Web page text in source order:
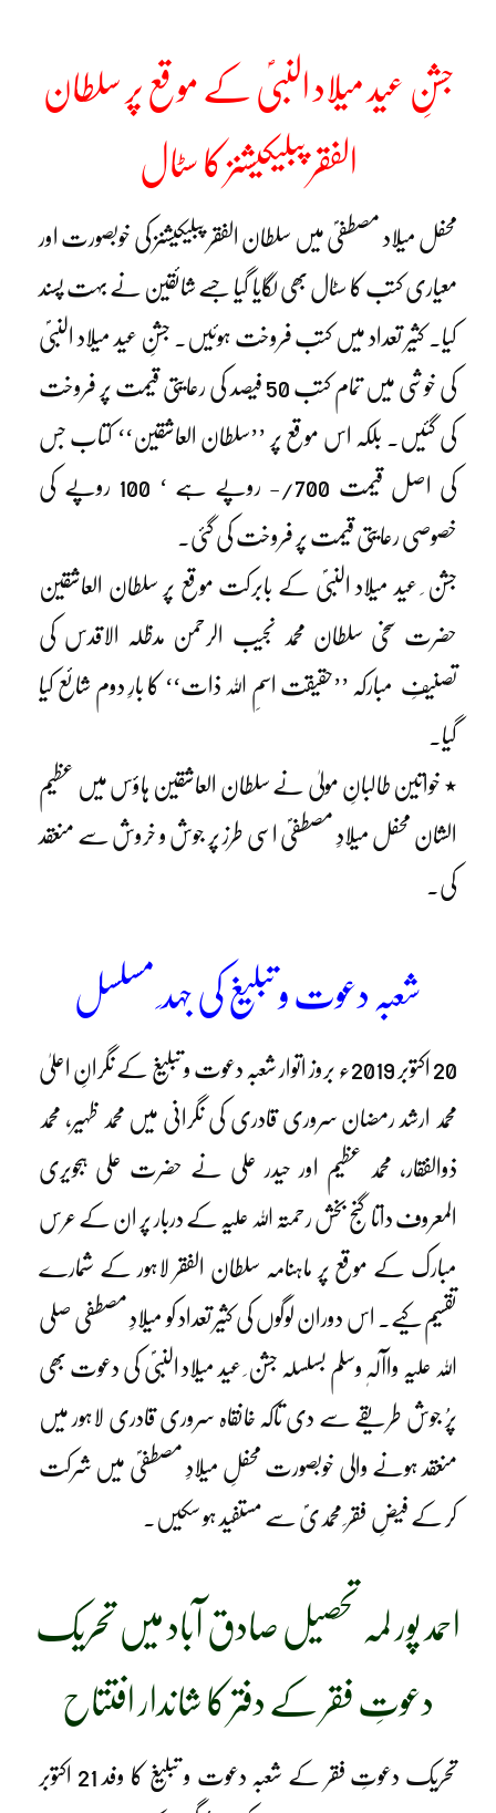
جشنِ عید میلاد النبیؐ کے موقع پر سلطان
الفقر پبلیکیشنز کا سٹال
محفل میلاد مصطفیؐ میں سلطان الفقر پبلیکیشنز کی خوبصورت اور
معیاری کتب کا سٹال بھی لگایا گیا جسے شائقین نے بہت پسند
کیا۔ کثیر تعداد میں کتب فروخت ہوئیں۔ جشنِ عید میلاد النبیؐ
کی خوشی میں تمام کتب 50 فیصد کی رعایتی قیمت پر فروخت
کی گئیں۔ بلکہ اس موقع پر ’’سلطان العاشقین‘‘ کتاب جس
کی اصل قیمت 700/- روپے ہے ‘ 100 روپے کی
خصوصی رعایتی قیمت پر فروخت کی گئی۔
جشن ِ عید میلاد النبیؐ کے بابرکت موقع پر سلطان العاشقین
حضرت سخی سلطان محمد نجیب الرحمن مدظلہ الاقدس کی
تصنیفِ مبارکہ ’’حقیقت اسمِ اللہ ذات‘‘ کا بارِ دوم شائع کیا
گیا۔
٭ خواتین طالبانِ مولیٰ نے سلطان العاشقین ہاؤس میں عظیم
الشان محفل میلادِ مصطفیؐ اسی طرز پر جوش و خروش سے منعقد
کی۔
شعبہ دعوت و تبلیغ کی جہد ِ مسلسل
20 اکتوبر 2019ء بروز اتوار شعبہ دعوت و تبلیغ کے نگرانِ اعلیٰ
محمد ارشد رمضان سروری قادری کی نگرانی میں محمد ظہیر، محمد
ذوالفقار، محمد عظیم اور حیدر علی نے حضرت علی ہجویری
المعروف داتا گنج بخش رحمتہ اللہ علیہ کے دربار پر ان کے عرس
مبارک کے موقع پر ماہنامہ سلطان الفقر لاہور کے شمارے
تقسیم کیے۔ اس دوران لوگوں کی کثیر تعداد کو میلادِ مصطفی صلی
اللہ علیہ واآلہٖ وسلم بسلسلہ جشن ِ عید میلاد النبیؐ کی دعوت بھی
پرُ جوش طریقے سے دی تاکہ خانقاہ سروری قادری لاہور میں
منعقد ہونے والی خوبصورت محفلِ میلادِ مصطفیؐ میں شرکت
کر کے فیضِ فقر ِ محمدیؐ سے مستفید ہو سکیں۔
احمد پور لمہ تحصیل صادق آباد میں تحریک
دعوتِ فقر کے دفتر کا شاندار افتتاح
تحریک دعوتِ فقر کے شعبہ دعوت و تبلیغ کا وفد 21 اکتوبر